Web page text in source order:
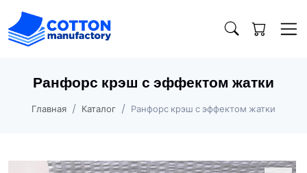
Ранфорс крэш с эффектом жатки
Главная Каталог Ранфорс крэш с эффектом жатки